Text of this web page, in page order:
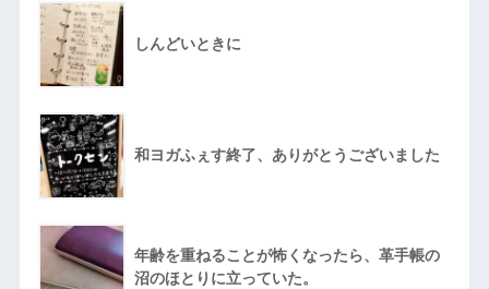
しんどいときに
和ヨガふぇす終了、ありがとうございました
年齢を重ねることが怖くなったら、革手帳の
沼のほとりに立っていた。